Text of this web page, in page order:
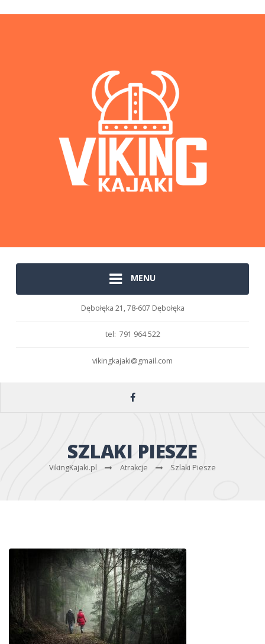
MENU
Dębołęka 21, 78-607 Dębołęka
tel: 791 964 522
vikingkajaki@gmail.com
SZLAKI PIESZE
VikingKajaki.pl Atrakcje Szlaki Piesze